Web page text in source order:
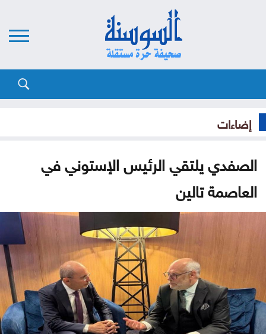
إضاءات
الصفدي يلتقي الرئيس الإستوني في
العاصمة تالين